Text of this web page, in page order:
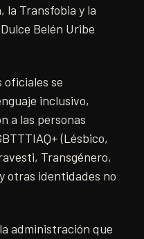
la Transfobia y la
Belén Uribe
oficiales se
inclusivo,
a las personas
(Lésbico,
Transgénero,
otras identidades no
administración que